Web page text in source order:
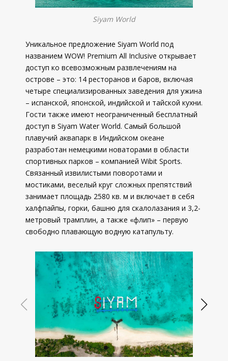
Siyam World
Уникальное предложение Siyam World под
названием WOW! Premium All Inclusive открывает
доступ ко всевозможным развлечениям на
острове – это: 14 ресторанов и баров, включая
четыре специализированных заведения для ужина
– испанской, японской, индийской и тайской кухни.
Гости также имеют неограниченный бесплатный
доступ в Siyam Water World. Самый большой
плавучий аквапарк в Индийском океане
разработан немецкими новаторами в области
спортивных парков – компанией Wibit Sports.
Связанный извилистыми поворотами и
мостиками, веселый круг сложных препятствий
занимает площадь 2580 кв. м и включает в себя
халфпайпы, горки, башню для скалолазания и 3,2-
метровый трамплин, а также «флип» – первую
свободно плавающую водную катапульту.